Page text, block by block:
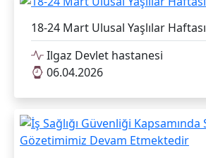
18-24 Mart Ulusal Yaşlılar Haftası
Ilgaz Devlet hastanesi
06.04.2026